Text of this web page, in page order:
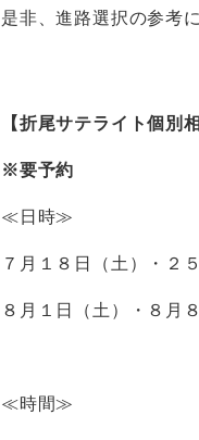
是非、進路選択の参考
【折尾サテライト個別
※要予約
≪日時≫
７月１８日（土）・２
８月１日（土）・８月
≪時間≫